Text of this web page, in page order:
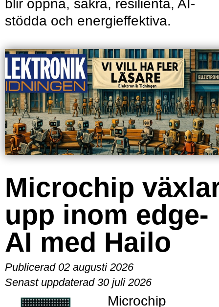
blir öppna, säkra, resilienta, AI-
stödda och energieffektiva.
Microchip
upp inom edge-
AI med Hailo
Publicerad 02 augusti 2026
Senast uppdaterad 30 juli 2026
Microchip